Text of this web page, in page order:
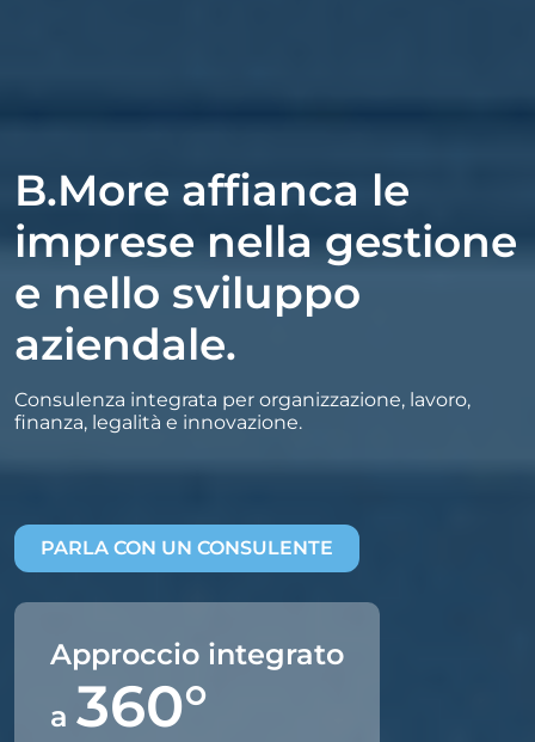
B.More affianca le
imprese nella gestione
e nello sviluppo
aziendale.
Consulenza integrata per organizzazione, lavoro,
finanza, legalità e innovazione.
PARLA CON UN CONSULENTE
Approccio integrato
a 360°